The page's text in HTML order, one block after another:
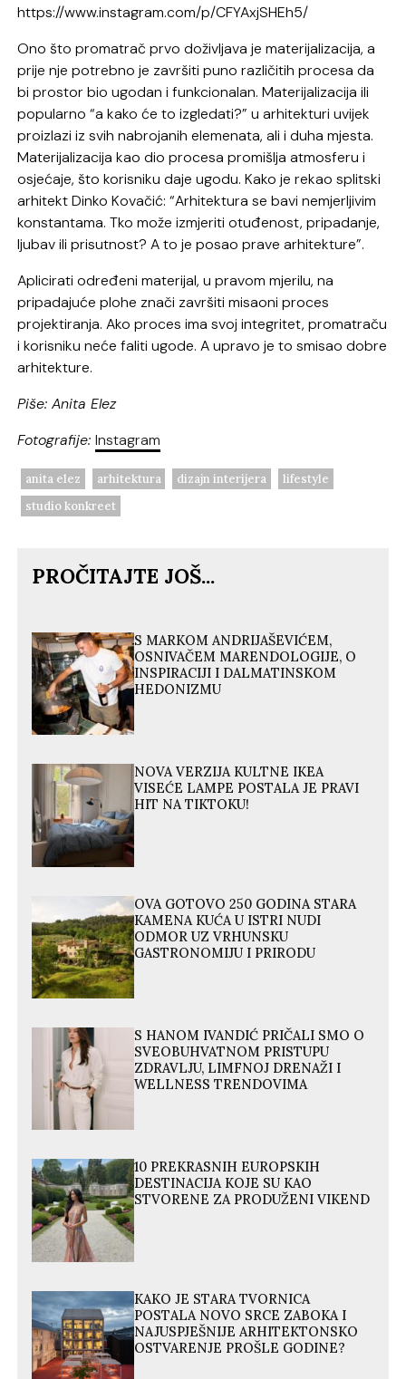
https://www.instagram.com/p/CFYAxjSHEh5/
Ono što promatrač prvo doživljava je materijalizacija, a
prije nje potrebno je završiti puno različitih procesa da
bi prostor bio ugodan i funkcionalan. Materijalizacija ili
popularno “a kako će to izgledati?” u arhitekturi uvijek
proizlazi iz svih nabrojanih elemenata, ali i duha mjesta.
Materijalizacija kao dio procesa promišlja atmosferu i
osjećaje, što korisniku daje ugodu. Kako je rekao splitski
arhitekt Dinko Kovačić: “Arhitektura se bavi nemjerljivim
konstantama. Tko može izmjeriti otuđenost, pripadanje,
ljubav ili prisutnost? A to je posao prave arhitekture”.
Aplicirati određeni materijal, u pravom mjerilu, na
pripadajuće plohe znači završiti misaoni proces
projektiranja. Ako proces ima svoj integritet, promatraču
i korisniku neće faliti ugode. A upravo je to smisao dobre
arhitekture.
Piše: Anita Elez
Fotografije:Instagram
anita elez arhitektura dizajn interijera
lifestyle
studio konkreet
PROČITAJTE JOŠ...
S MARKOM ANDRIJAŠEVIĆEM,
OSNIVAČEM MARENDOLOGIJE, O
INSPIRACIJI I DALMATINSKOM
HEDONIZMU
NOVA VERZIJA KULTNE IKEA
VISEĆE LAMPE POSTALA JE PRAVI
HIT NA TIKTOKU!
OVA GOTOVO 250 GODINA STARA
KAMENA KUĆA U ISTRI NUDI
ODMOR UZ VRHUNSKU
GASTRONOMIJU I PRIRODU
S HANOM IVANDIĆ PRIČALI SMO O
SVEOBUHVATNOM PRISTUPU
ZDRAVLJU, LIMFNOJ DRENAŽI I
WELLNESS TRENDOVIMA
10 PREKRASNIH EUROPSKIH
DESTINACIJA KOJE SU KAO
STVORENE ZA PRODUŽENI VIKEND
KAKO JE STARA TVORNICA
POSTALA NOVO SRCE ZABOKA I
NAJUSPJEŠNIJE ARHITEKTONSKO
OSTVARENJE PROŠLE GODINE?